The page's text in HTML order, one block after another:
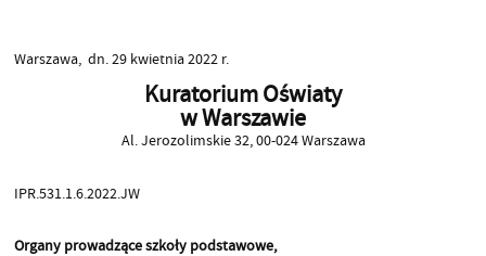
Warszawa, dn. 29 kwietnia 2022 r.
Kuratorium Oświaty
w Warszawie
Al. Jerozolimskie 32, 00-024 Warszawa
IPR.531.1.6.2022.JW
Organy prowadzące szkoły podstawowe,